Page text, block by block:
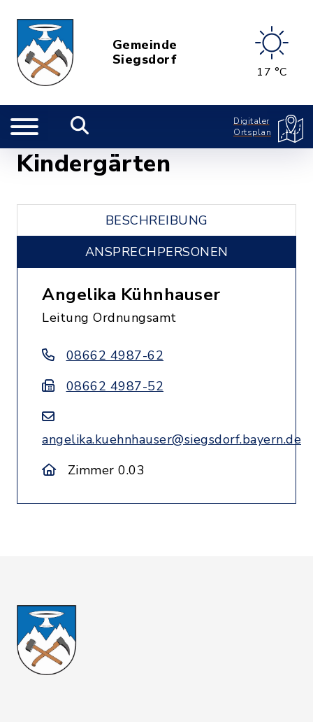
Gemeinde
Siegsdorf
17 °C
Digitaler
Ortsplan
Kindergärten
BESCHREIBUNG
ANSPRECHPERSONEN
Angelika Kühnhauser
Leitung Ordnungsamt
08662 4987-62
08662 4987-52
angelika.kuehnhauser@siegsdorf.bayern.de
Zimmer 0.03